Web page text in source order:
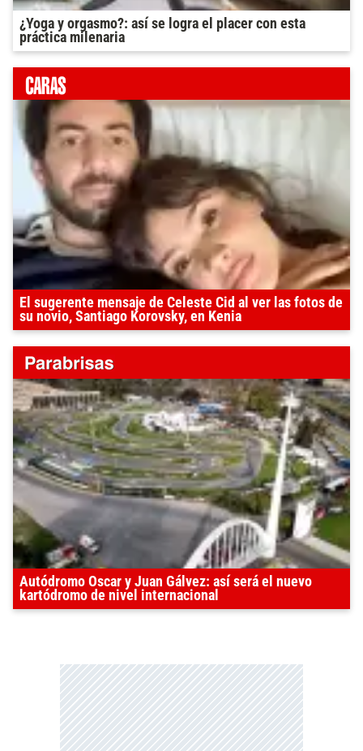
¿Yoga y orgasmo?: así se logra el placer con esta
práctica milenaria
El sugerente mensaje de Celeste Cid al ver las fotos de
su novio, Santiago Korovsky, en Kenia
Autódromo Oscar y Juan Gálvez: así será el nuevo
kartódromo de nivel internacional